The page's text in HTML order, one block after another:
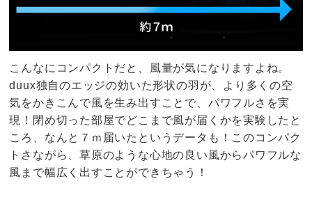
こんなにコンパクトだと、風量が気になりますよね。
duux独自のエッジの効いた形状の羽が、より多くの空
気をかきこんで風を生み出すことで、パワフルさを実
現！閉め切った部屋でどこまで風が届くかを実験したと
ころ、なんと７ｍ届いたというデータも！このコンパク
トさながら、草原のような心地の良い風からパワフルな
風まで幅広く出すことができちゃう！